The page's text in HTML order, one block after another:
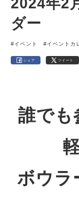
ダー
#イベント #イベントカ
シェア ツイート
誰でも
ボウラ